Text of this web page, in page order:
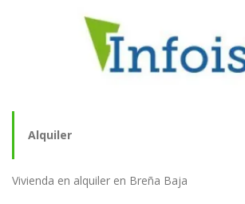
Alquiler
Vivienda en alquiler en Breña Baja